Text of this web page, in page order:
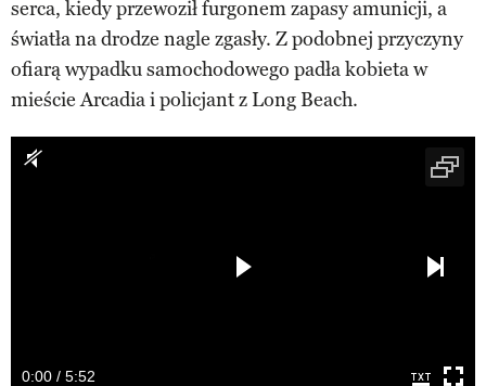
serca, kiedy przewoził furgonem zapasy amunicji, a
światła na drodze nagle zgasły. Z podobnej przyczyny
ofiarą wypadku samochodowego padła kobieta w
mieście Arcadia i policjant z Long Beach.
0:00 / 5:52